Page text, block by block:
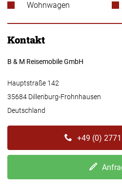
Wohnwagen
Kontakt
B & M Reisemobile GmbH
Hauptstraße 142
35684 Dillenburg-Frohnhausen
Deutschland
+49 (0)